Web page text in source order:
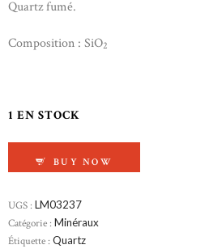
Quartz fumé.
Composition : SiO2
1 EN STOCK
BUY NOW
UGS : LM03237
Catégorie : Minéraux
Étiquette : Quartz